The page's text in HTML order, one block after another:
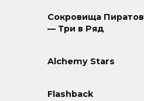
Сокровища Пиратов
— Три в Ряд
Alchemy Stars
Flashback